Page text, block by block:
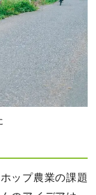
ップ農業の課題